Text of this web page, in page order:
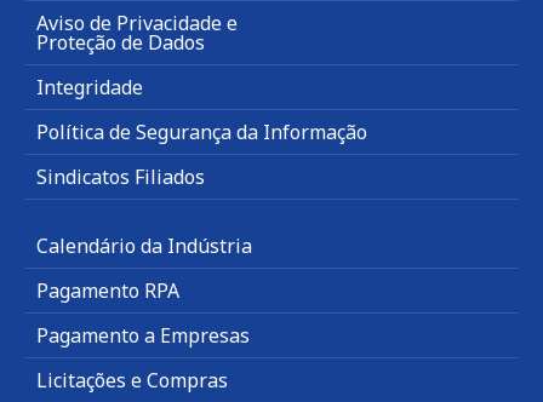
Aviso de Privacidade e
Proteção de Dados
Integridade
Política de Segurança da Informação
Sindicatos Filiados
Calendário da Indústria
Pagamento RPA
Pagamento a Empresas
Licitações e Compras